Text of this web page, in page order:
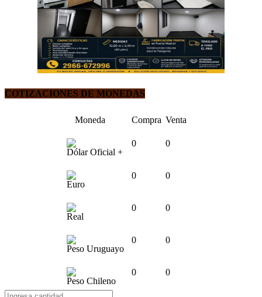
COTIZACIONES DE MONEDAS
Moneda Compra Venta
Dólar Oficial +
0 0
Euro
0 0
Real
0 0
Peso Uruguayo
0 0
Peso Chileno
0 0